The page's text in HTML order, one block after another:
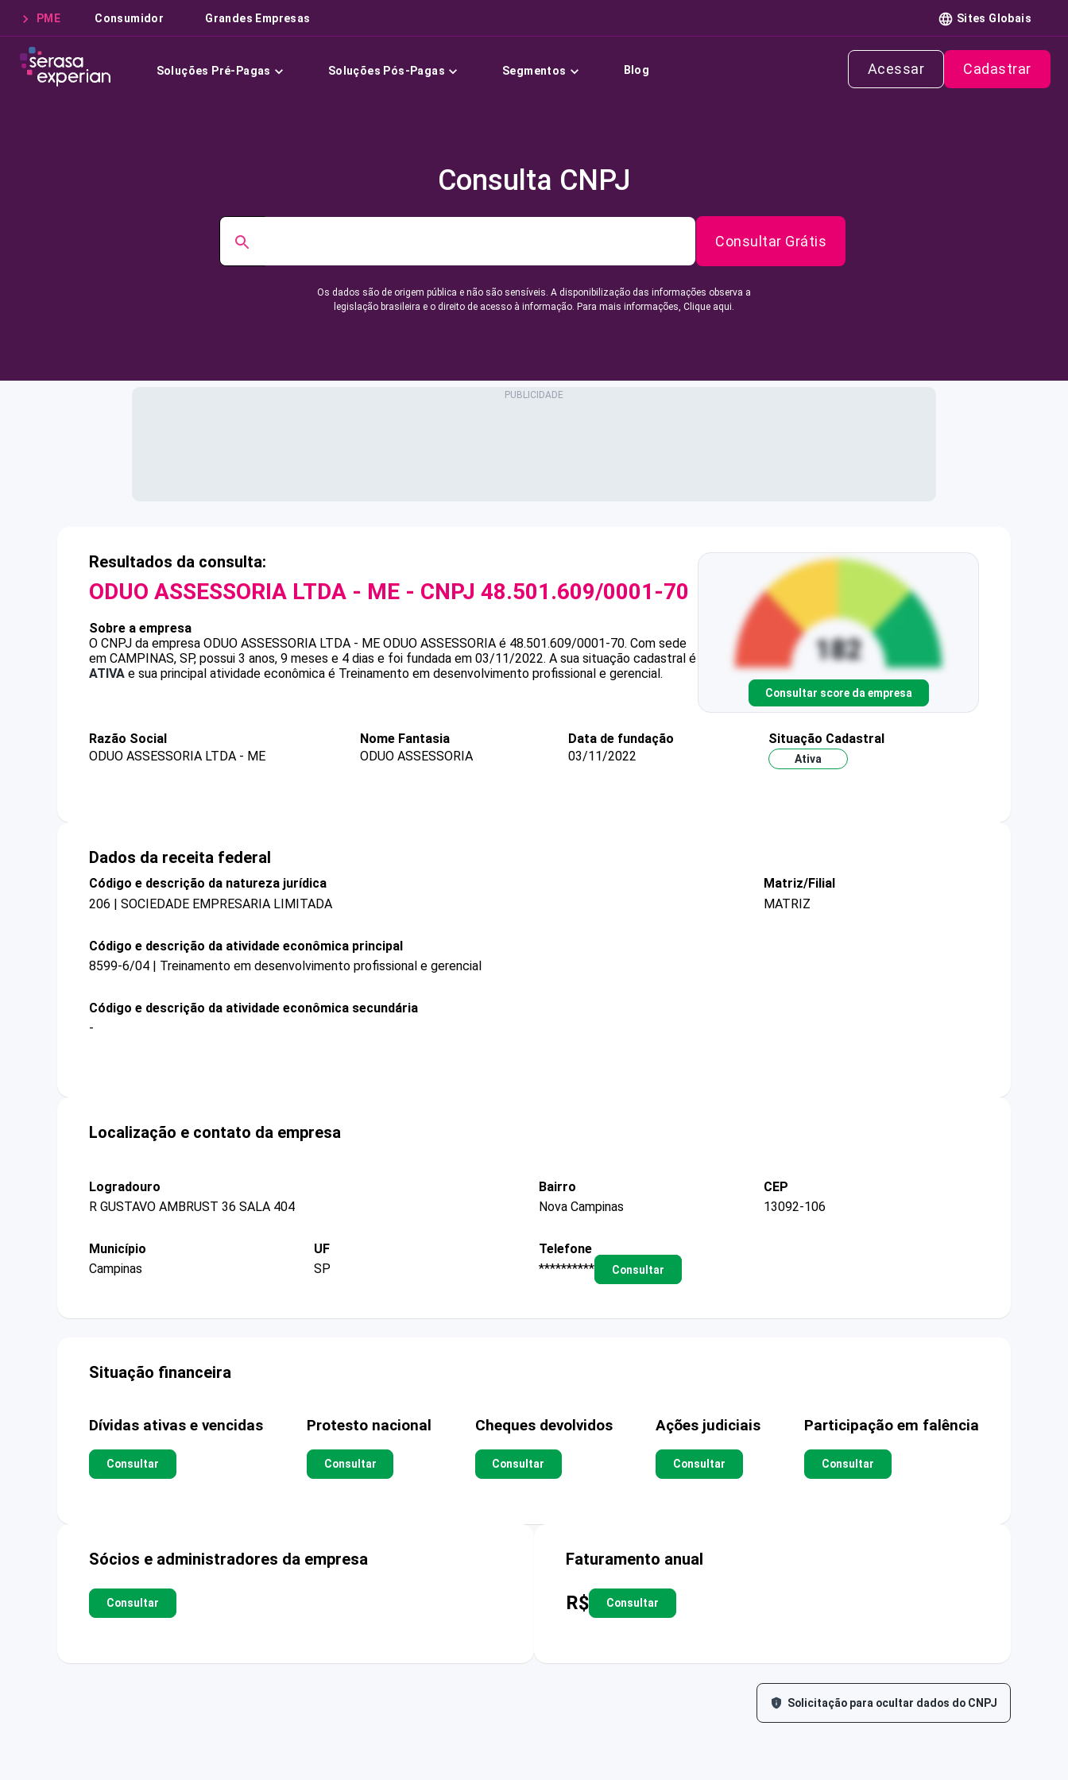
PME Consumidor Grandes Empresas Sites Globais
Soluções Pré-Pagas Soluções Pós-Pagas Segmentos Blog Acessar Cadastrar
Consulta CNPJ
Consultar Grátis
Os dados são de origem pública e não são sensíveis. A disponibilização das informações observa a
legislação brasileira e o direito de acesso à informação. Para mais informações, Clique aqui.
Resultados da consulta:
ODUO ASSESSORIA LTDA - ME - CNPJ 48.501.609/0001-70
Sobre a empresa
O CNPJ da empresa ODUO ASSESSORIA LTDA - ME ODUO ASSESSORIA é 48.501.609/0001-70. Com sede
em CAMPINAS, SP, possui 3 anos, 9 meses e 4 dias e foi fundada em 03/11/2022. A sua situação cadastral é
ATIVA e sua principal atividade econômica é Treinamento em desenvolvimento profissional e gerencial.
Consultar score da empresa
Razão Social
ODUO ASSESSORIA LTDA - ME
Nome Fantasia
ODUO ASSESSORIA
Data de fundação
03/11/2022
Situação Cadastral
Ativa
Dados da receita federal
Código e descrição da natureza jurídica
206 | SOCIEDADE EMPRESARIA LIMITADA
Matriz/Filial
MATRIZ
Código e descrição da atividade econômica principal
8599-6/04 | Treinamento em desenvolvimento profissional e gerencial
Código e descrição da atividade econômica secundária
-
Localização e contato da empresa
Logradouro
R GUSTAVO AMBRUST 36 SALA 404
Bairro
Nova Campinas
CEP
13092-106
Município
Campinas
UF
SP
Telefone
**********
Consultar
Situação financeira
Dívidas ativas e vencidas
Consultar
Protesto nacional
Consultar
Cheques devolvidos
Consultar
Ações judiciais
Consultar
Participação em falência
Consultar
Sócios e administradores da empresa
Consultar
Faturamento anual
R$ Consultar
Solicitação para ocultar dados do CNPJ